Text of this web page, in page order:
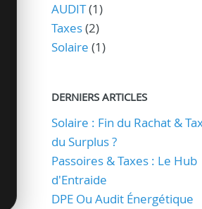
AUDIT(1)
Taxes(2)
Solaire (1)
DERNIERS ARTICLES
Solaire : Fin du Rachat &
du Surplus ?
Passoires & Taxes : Le Hub
d'Entraide
DPE Ou Audit Énergétique